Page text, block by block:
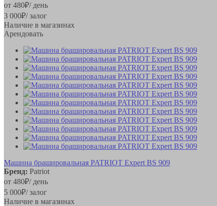
от 480₽/ день
3 000₽/ залог
Наличие в магазинах
Арендовать
Машина брашировальная PATRIOT Expert BS 909
Бренд: Patriot
от 480₽/ день
5 000₽/ залог
Наличие в магазинах